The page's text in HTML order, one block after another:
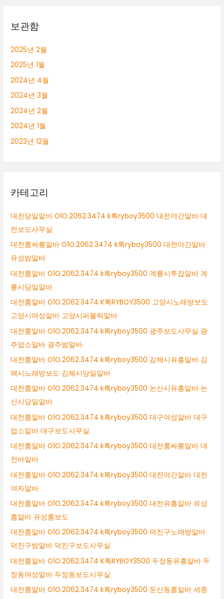
보관함
2025년 2월
2025년 1월
2024년 4월
2024년 3월
2024년 2월
2024년 1월
2023년 12월
카테고리
대전당일알바 O1O.2062.3474 k톡ryboy3500 대전야간알바 대
전보도사무실
대전룸싸롱알바 O1O.2062.3474 k톡ryboy3500 대전야간알바
유성밤알바
대전룸알바 O1O.2062.3474 k톡ryboy3500 계룡시투잡알바 계
룡시당일알바
대전룸알바 O1O.2062.3474 K톡RYBOY3500 고양시노래방보도
고양시여성알바 고양시퍼블릭알바
대전룸알바 O1O.2062.3474 k톡ryboy3500 광주보도사무실 광
주업소알바 광주밤알바
대전룸알바 O1O.2062.3474 k톡ryboy3500 김해시유흥알바 김
해시노래방보도 김해시당일알바
대전룸알바 O1O.2062.3474 k톡ryboy3500 논산시유흥알바 논
산시당일알바
대전룸알바 O1O.2062.3474 k톡ryboy3500 대구여성알바 대구
업소알바 대구보도사무실
대전룸알바 O1O.2062.3474 k톡ryboy3500 대전룸싸롱알바 대
전바알바
대전룸알바 O1O.2062.3474 k톡ryboy3500 대전야간알바 대전
여자알바
대전룸알바 O1O.2062.3474 k톡ryboy3500 대전유흥알바 유성
룸알바 유성룸보도
대전룸알바 O1O.2062.3474 k톡ryboy3500 덕진구노래방알바
덕진구밤알바 덕진구보도사무실
대전룸알바 O1O.2062.3474 K톡RYBOY3500 두정동유흥알바 두
정동여성알바 두정동보도사무실
대전룸알바 O1O.2062.3474 k톡ryboy3500 둔산동룸알바 세종